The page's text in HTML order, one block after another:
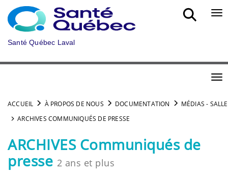
Aller au menu principal
Santé Québec Laval
ACCUEIL À PROPOS DE NOUS DOCUMENTATION
MÉDIAS -
ARCHIVES COMMUNIQUÉS DE PRESSE
ARCHIVES Communiqués de
presse 2 ans et plus